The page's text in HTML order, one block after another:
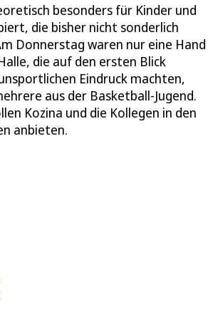
besonders für Kinder und
die bisher nicht sonderlich
Donnerstag waren nur eine Hand
die auf den ersten Blick
Eindruck machten,
aus der Basketball-Jugend.
Kozina und die Kollegen in den
anbieten.